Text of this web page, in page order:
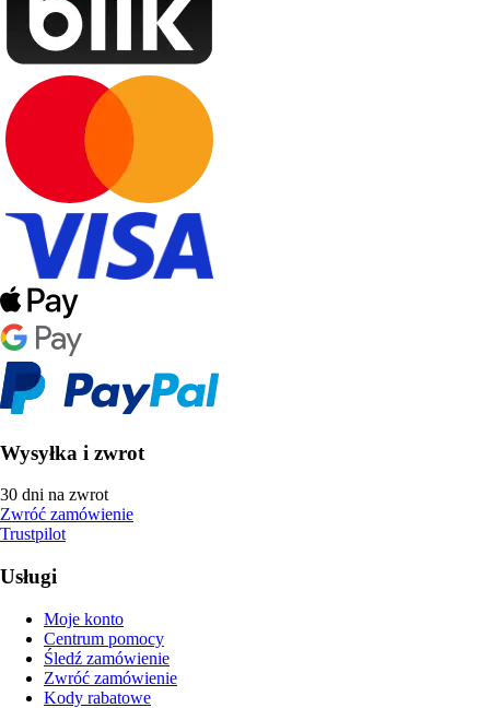
Wysyłka i zwrot
30 dni na zwrot
Zwróć zamówienie
Trustpilot
Usługi
Moje konto
Centrum pomocy
Śledź zamówienie
Zwróć zamówienie
Kody rabatowe